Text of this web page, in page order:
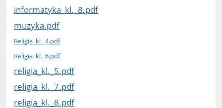
informatyka_kl._8.pdf
muzyka.pdf
Religia_kl._4.pdf
Religia_kl._6.pdf
religia_kl._5.pdf
religia_kl._7.pdf
religia_kl._8.pdf